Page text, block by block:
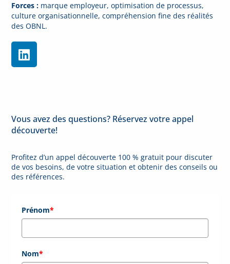
Forces : marque employeur, optimisation de processus,
culture organisationnelle, compréhension fine des réalités
des OBNL.
Vous avez des questions? Réservez votre appel
découverte!
Profitez d’un appel découverte 100 % gratuit pour discuter
de vos besoins, de votre situation et obtenir des conseils ou
des références.
Prénom*
Nom*